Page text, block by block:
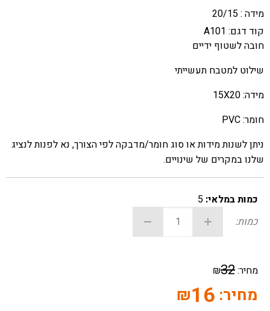
מידה : 20/15
קוד דגם: A101
חובה לשטוף ידיים
שילוט למטבח תעשייתי
מידה: 15X20
חומר: PVC
ניתן לשנות מידות או סוג חומר/מדבקה לפי הצורך, נא לפנות לנציג
שלנו במקרים של שינויים.
כמות במלאי: 5
כמות:
מחיר:32
₪
מחיר: 16
₪